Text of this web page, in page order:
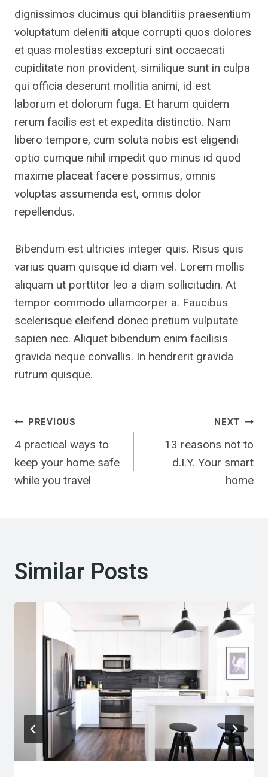
dignissimos ducimus qui blanditiis praesentium
voluptatum deleniti atque corrupti quos dolores
et quas molestias excepturi sint occaecati
cupiditate non provident, similique sunt in culpa
qui officia deserunt mollitia animi, id est
laborum et dolorum fuga. Et harum quidem
rerum facilis est et expedita distinctio. Nam
libero tempore, cum soluta nobis est eligendi
optio cumque nihil impedit quo minus id quod
maxime placeat facere possimus, omnis
voluptas assumenda est, omnis dolor
repellendus.
Bibendum est ultricies integer quis. Risus quis
varius quam quisque id diam vel. Lorem mollis
aliquam ut porttitor leo a diam sollicitudin. At
tempor commodo ullamcorper a. Faucibus
scelerisque eleifend donec pretium vulputate
sapien nec. Aliquet bibendum enim facilisis
gravida neque convallis. In hendrerit gravida
rutrum quisque.
Post
navigation
PREVIOUS
4 practical ways to
keep your home safe
while you travel
NEXT
13 reasons not to
d.I.Y. Your smart
home
Similar Posts